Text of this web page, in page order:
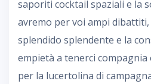
saporiti cocktail spaziali e la
avremo per voi ampi
splendido splendente e la
empietà a tenerci compagnia
per la lucertolina di